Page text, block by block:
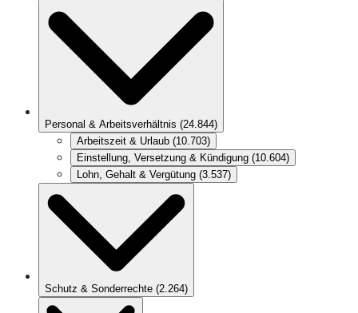
Personal & Arbeitsverhältnis (24.844)
Arbeitszeit & Urlaub (10.703)
Einstellung, Versetzung & Kündigung (10.604)
Lohn, Gehalt & Vergütung (3.537)
Schutz & Sonderrechte (2.264)